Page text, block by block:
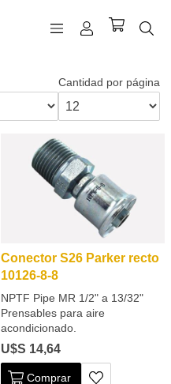
Cantidad por página
Conector S26 Parker recto
10126-8-8
NPTF Pipe MR 1/2" a 13/32"
Prensables para aire
acondicionado.
U$S 14,64
Comprar